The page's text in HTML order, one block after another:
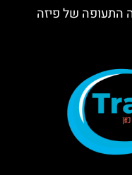
התעופה של פיזה